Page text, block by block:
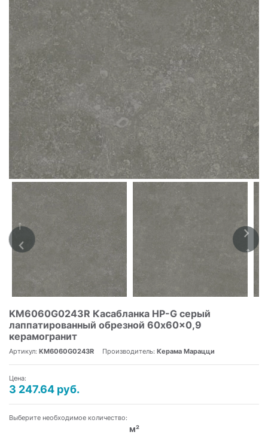
KM6060G0243R Касабланка HP-G серый
лаппатированный обрезной 60x60x0,9
керамогранит
Артикул: KM6060G0243R Производитель: Керама Марацци
Цена:
3 247.64 руб.
Выберите необходимое количество:
м²